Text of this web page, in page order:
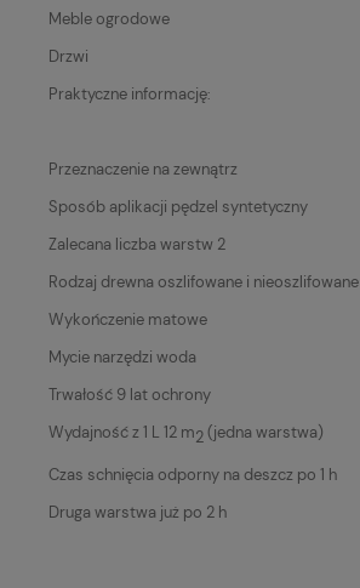
Meble ogrodowe
Drzwi
Praktyczne informację:
Przeznaczenie na zewnątrz
Sposób aplikacji pędzel syntetyczny
Zalecana liczba warstw 2
Rodzaj drewna oszlifowane i nieoszlifowane
Wykończenie matowe
Mycie narzędzi woda
Trwałość 9 lat ochrony
Wydajność z 1 L 12 m2(jedna warstwa)
Czas schnięcia odporny na deszcz po 1 h
Druga warstwa już po 2 h